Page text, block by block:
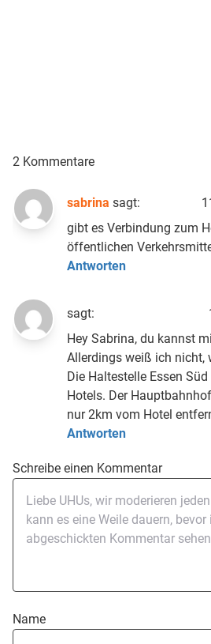
2 Kommentare
sabrina sagt:
gibt es Verbindung zum
öffentlichen
Antworten
sagt:
Hey Sabrina, du kannst
Allerdings weiß ich nicht,
Die Haltestelle Essen
Hotels. Der
nur 2km vom Hotel
Antworten
Schreibe einen Kommentar
Name